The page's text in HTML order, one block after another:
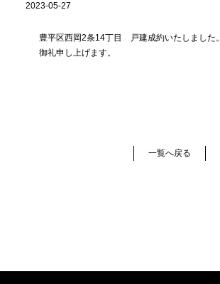
2023-05-27
豊平区西岡2条14丁目 戸建成約いたしました。
御礼申し上げます。
一覧へ戻る